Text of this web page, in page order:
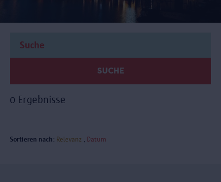
SUCHE
0 Ergebnisse
Sortieren nach: Relevanz Datum